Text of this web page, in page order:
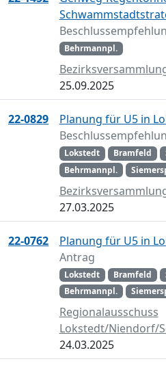
Behrmannpl.
25.09.2025
22-0829
Planung für U5 in
Lokstedt Bramfeld
Behrmannpl.
27.03.2025
22-0762
Planung für U5 in
Antrag
Lokstedt Bramfeld
Behrmannpl.
Regionalausschuss
Lokstedt/Niendorf/
24.03.2025